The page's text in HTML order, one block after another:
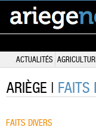
ACTUALITÉS
ARIÈGE | FAITS
FAITS DIVERS